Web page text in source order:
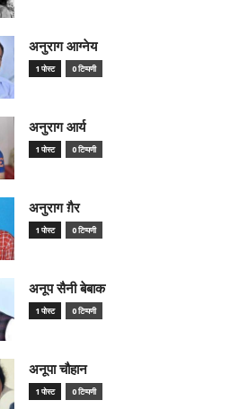
अनुराग आग्नेय
1 पोस्ट 0 टिप्पणी
अनुराग आर्य
1 पोस्ट 0 टिप्पणी
अनुराग ग़ैर
1 पोस्ट 0 टिप्पणी
अनूप सैनी बेबाक
1 पोस्ट 0 टिप्पणी
अनूपा चौहान
1 पोस्ट 0 टिप्पणी